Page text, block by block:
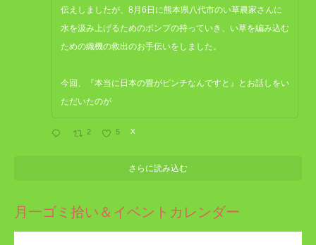
伝えしましたが、8月6日に熊本県八代市のい草農家さんに
水を汲み上げるためのポンプの持っていき、い草を編み込む
ための織機の救出のお手伝いをしました。
今回、『本当に日本の畳がピンチなんですと』とお話しをい
ただいたのが
2 5 X
さらに読み込む
月一ゴミ拾い＆イベントカレンダー